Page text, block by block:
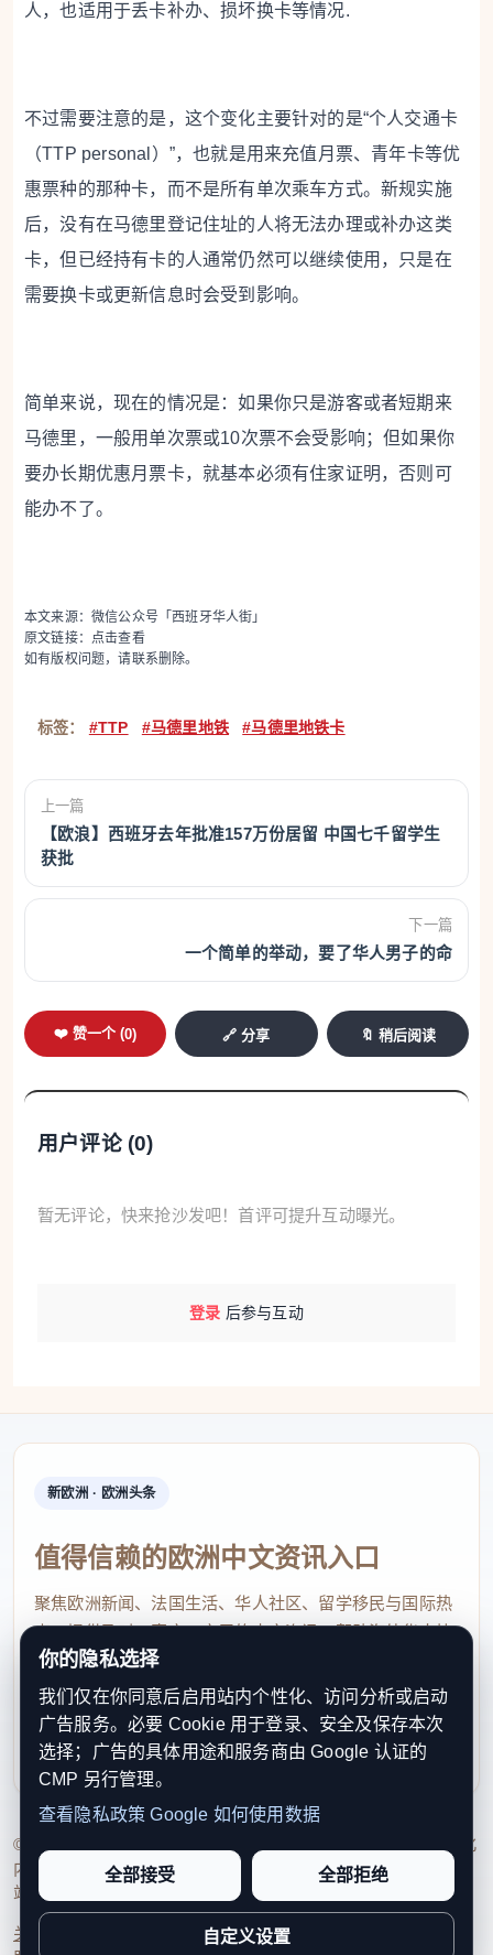
人，也适用于丢卡补办、损坏换卡等情况.
不过需要注意的是，这个变化主要针对的是“个人交通卡
（TTP personal）”，也就是用来充值月票、青年卡等优
惠票种的那种卡，而不是所有单次乘车方式。新规实施
后，没有在马德里登记住址的人将无法办理或补办这类
卡，但已经持有卡的人通常仍然可以继续使用，只是在
需要换卡或更新信息时会受到影响。
简单来说，现在的情况是：如果你只是游客或者短期来
马德里，一般用单次票或10次票不会受影响；但如果你
要办长期优惠月票卡，就基本必须有住家证明，否则可
能办不了。
本文来源：微信公众号「西班牙华人街」
原文链接： 点击查看
如有版权问题，请联系删除。
标签： #TTP #马德里地铁 #马德里地铁卡
上一篇
【欧浪】西班牙去年批准157万份居留 中国七千留学生
获批
下一篇
一个简单的举动，要了华人男子的命
❤️ 赞一个 (0) 🔗 分享 🔖 稍后阅读
用户评论 (0)
暂无评论，快来抢沙发吧！首评可提升互动曝光。
登录 后参与互动
新欧洲 · 欧洲头条
值得信赖的欧洲中文资讯入口
聚焦欧洲新闻、法国生活、华人社区、留学移民与国际热
点，提供及时、真实、实用的中文资讯，帮助海外华人快
速了解欧洲动态。
contact@xinouzhou.com
服务支持、版权与合作：工作日优先处理站务、投稿与权
利通知
© 2026 新欧洲·欧洲头条. All Rights Reserved. 本网站持续优化
内容透明度、联系方式与用户权利说明，以提升品牌信任感和
站点完整度。
关于我们 编辑规范日期归档隐私政策
你的隐私选择
我们仅在你同意后启用站内个性化、访问分析或启动
广告服务。必要 Cookie 用于登录、安全及保存本次
选择；广告的具体用途和服务商由 Google 认证的
CMP 另行管理。
查看隐私政策 Google 如何使用数据
全部接受 全部拒绝
自定义设置